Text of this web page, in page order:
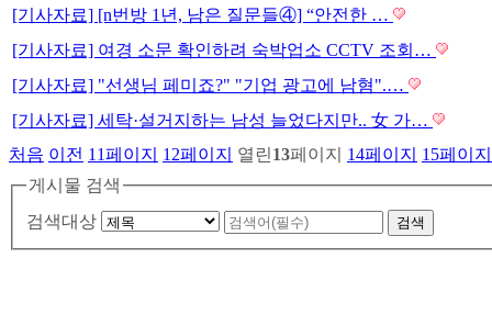
[기사자료] [n번방 1년, 남은 질문들④] “안전한 …
[기사자료] 여경 소문 확인하려 숙박업소 CCTV 조회…
[기사자료] "선생님 페미죠?" "기업 광고에 남혐".…
[기사자료] 세탁·설거지하는 남성 늘었다지만.. 女 가…
처음 이전 11페이지 12페이지 열린 13페이지 14페이지 15페이지
게시물 검색
검색대상